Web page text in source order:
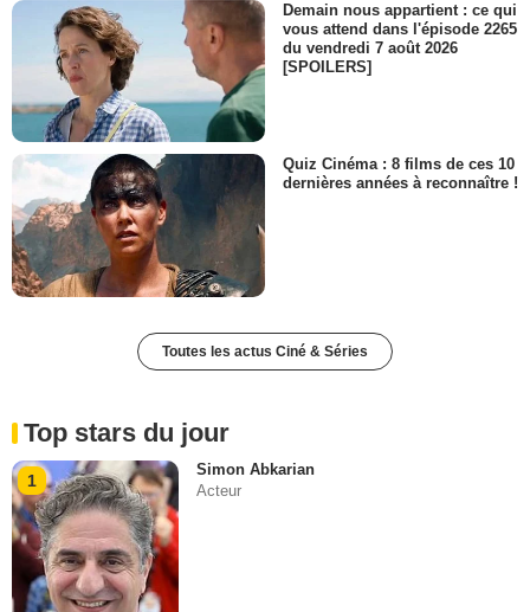
Demain nous appartient : ce qui
vous attend dans l'épisode 2265
du vendredi 7 août 2026
[SPOILERS]
Quiz Cinéma : 8 films de ces 10
dernières années à reconnaître !
Toutes les actus Ciné & Séries
Top stars du jour
1
Simon Abkarian
Acteur